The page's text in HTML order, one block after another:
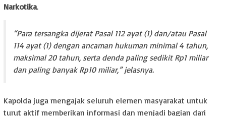
Narkotika.
“Para tersangka dijerat Pasal 112 ayat (1) dan/atau Pasal
114 ayat (1) dengan ancaman hukuman minimal 4 tahun,
maksimal 20 tahun, serta denda paling sedikit Rp1 miliar
dan paling banyak Rp10 miliar,” jelasnya.
Kapolda juga mengajak seluruh elemen masyarakat untuk
turut aktif memberikan informasi dan menjadi bagian dari